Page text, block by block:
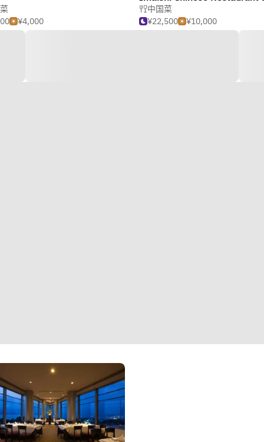
¥4,000
中国菜
¥22,500
¥10,000